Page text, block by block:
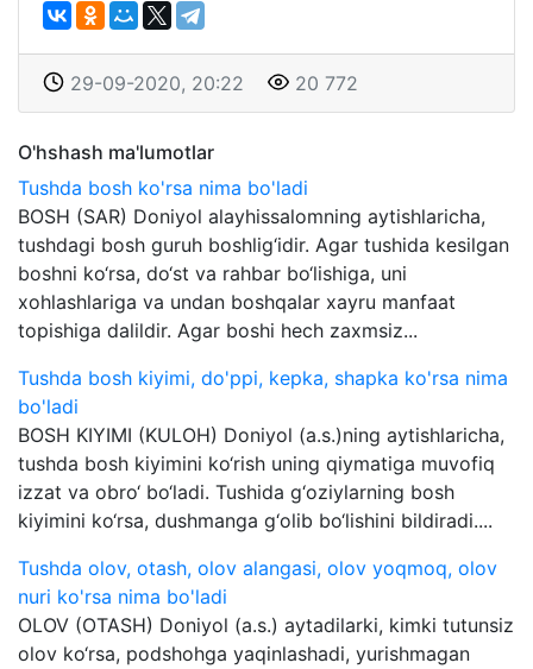
29-09-2020, 20:22 20 772
O'hshash ma'lumotlar
Tushda bosh ko'rsa nima bo'ladi
BOSH (SAR) Doniyol alayhissalomning aytishlaricha,
tushdagi bosh guruh boshlig‘idir. Agar tushida kesilgan
boshni ko‘rsa, do‘st va rahbar bo‘lishiga, uni
xohlashlariga va undan boshqalar xayru manfaat
topishiga dalildir. Agar boshi hech zaxmsiz...
Tushda bosh kiyimi, do'ppi, kepka, shapka ko'rsa nima
bo'ladi
BOSH KIYIMI (KULOH) Doniyol (a.s.)ning aytishlaricha,
tushda bosh kiyimini ko‘rish uning qiymatiga muvofiq
izzat va obro‘ bo‘ladi. Tushida g‘oziylarning bosh
kiyimini ko‘rsa, dushmanga g‘olib bo‘lishini bildiradi....
Tushda olov, otash, olov alangasi, olov yoqmoq, olov
nuri ko'rsa nima bo'ladi
OLOV (OTASH) Doniyol (a.s.) aytadilarki, kimki tutunsiz
olov ko‘rsa, podshohga yaqinlashadi, yurishmagan